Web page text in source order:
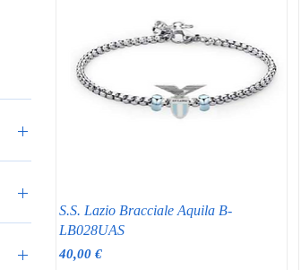
S.S. Lazio Bracciale Aquila B-
LB028UAS
Prezzo
40,00 €